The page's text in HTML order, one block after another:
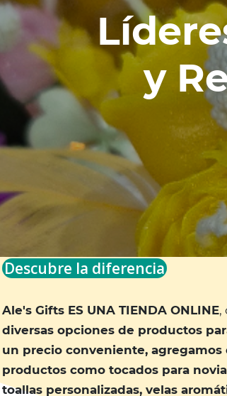
y
Descubre la diferencia
Ale's Gifts ES UNA TIENDA ONLINE,
diversas opciones de productos
un precio conveniente,
productos como tocados para
toallas personalizadas, velas